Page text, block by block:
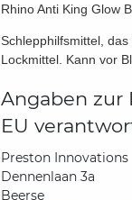
Rhino Anti King Glow
Schlepphilfsmittel,
Lockmittel. Kann vor
Angaben zur
EU
Preston Innovations
Dennenlaan 3a
Beerse